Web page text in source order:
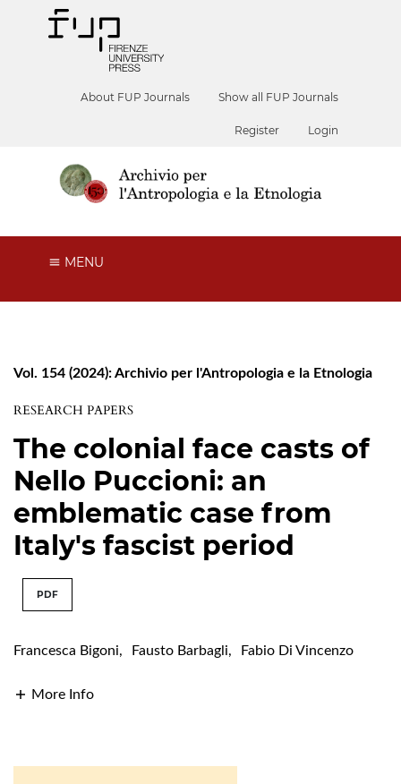
About FUP Journals Show all FUP Journals
Register Login
MENU
Vol. 154 (2024): Archivio per l'Antropologia e la Etnologia
RESEARCH PAPERS
The colonial face casts of
Nello Puccioni: an
emblematic case from
Italy's fascist period
PDF
Francesca Bigoni, Fausto Barbagli, Fabio Di Vincenzo
More Info